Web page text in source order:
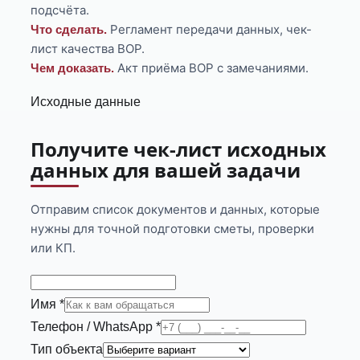
подсчёта.
Что сделать. Регламент передачи данных, чек-
лист качества ВОР.
Чем доказать. Акт приёма ВОР с замечаниями.
Исходные данные
Получите чек-лист исходных
данных для вашей задачи
Отправим список документов и данных, которые
нужны для точной подготовки сметы, проверки
или КП.
Имя *
Телефон / WhatsApp *
Тип объекта